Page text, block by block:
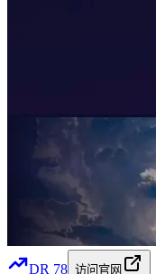
DR 78 访问官网